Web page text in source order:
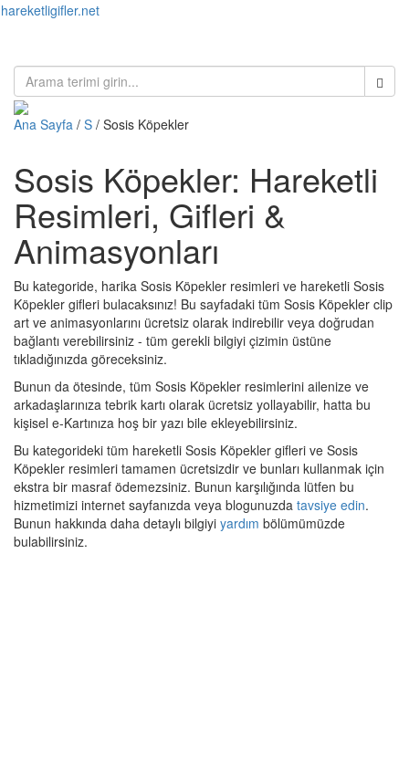
hareketligifler.net
Ana Sayfa / S / Sosis Köpekler
Sosis Köpekler: Hareketli
Resimleri, Gifleri &
Animasyonları
Bu kategoride, harika Sosis Köpekler resimleri ve hareketli Sosis
Köpekler gifleri bulacaksınız! Bu sayfadaki tüm Sosis Köpekler clip
art ve animasyonlarını ücretsiz olarak indirebilir veya doğrudan
bağlantı verebilirsiniz - tüm gerekli bilgiyi çizimin üstüne
tıkladığınızda göreceksiniz.
Bunun da ötesinde, tüm Sosis Köpekler resimlerini ailenize ve
arkadaşlarınıza tebrik kartı olarak ücretsiz yollayabilir, hatta bu
kişisel e-Kartınıza hoş bir yazı bile ekleyebilirsiniz.
Bu kategorideki tüm hareketli Sosis Köpekler gifleri ve Sosis
Köpekler resimleri tamamen ücretsizdir ve bunları kullanmak için
ekstra bir masraf ödemezsiniz. Bunun karşılığında lütfen bu
hizmetimizi internet sayfanızda veya blogunuzda tavsiye edin.
Bunun hakkında daha detaylı bilgiyi yardım bölümümüzde
bulabilirsiniz.